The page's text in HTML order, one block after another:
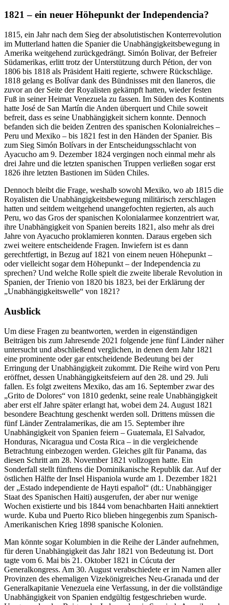
1821 – ein neuer Höhepunkt der Independencia?
1815, ein Jahr nach dem Sieg der absolutistischen Konterrevolution
im Mutterland hatten die Spanier die Unabhängigkeitsbewegung in
Amerika weitgehend zurückgedrängt. Simón Bolivar, der Befreier
Südamerikas, erlitt trotz der Unterstützung durch Pétion, der von
1806 bis 1818 als Präsident Haiti regierte, schwere Rückschläge.
1818 gelang es Bolívar dank des Bündnisses mit den llaneros, die
zuvor an der Seite der Royalisten gekämpft hatten, wieder festen
Fuß in seiner Heimat Venezuela zu fassen. Im Süden des Kontinents
hatte José de San Martín die Anden überquert und Chile soweit
befreit, dass es seine Unabhängigkeit sichern konnte. Dennoch
befanden sich die beiden Zentren des spanischen Kolonialreiches –
Peru und Mexiko – bis 1821 fest in den Händen der Spanier. Bis
zum Sieg Simón Bolívars in der Entscheidungsschlacht von
Ayacucho am 9. Dezember 1824 vergingen noch einmal mehr als
drei Jahre und die letzten spanischen Truppen verließen sogar erst
1826 ihre letzten Bastionen im Süden Chiles.
Dennoch bleibt die Frage, weshalb sowohl Mexiko, wo ab 1815 die
Royalisten die Unabhängigkeitsbewegung militärisch zerschlagen
hatten und seitdem weitgehend unangefochten regierten, als auch
Peru, wo das Gros der spanischen Kolonialarmee konzentriert war,
ihre Unabhängigkeit von Spanien bereits 1821, also mehr als drei
Jahre von Ayacucho proklamieren konnten. Daraus ergeben sich
zwei weitere entscheidende Fragen. Inwiefern ist es dann
gerechtfertigt, in Bezug auf 1821 von einem neuen Höhepunkt –
oder vielleicht sogar dem Höhepunkt – der Independencia zu
sprechen? Und welche Rolle spielt die zweite liberale Revolution in
Spanien, der Trienio von 1820 bis 1823, bei der Erklärung der
„Unabhängigkeitswelle“ von 1821?
Ausblick
Um diese Fragen zu beantworten, werden in eigenständigen
Beiträgen bis zum Jahresende 2021 folgende jene fünf Länder näher
untersucht und abschließend verglichen, in denen dem Jahr 1821
eine prominente oder gar entscheidende Bedeutung bei der
Erringung der Unabhängigkeit zukommt. Die Reihe wird von Peru
eröffnet, dessen Unabhängigkeitsfeiern auf den 28. und 29. Juli
fallen. Es folgt zweitens Mexiko, das am 16. September zwar des
„Grito de Dolores“ von 1810 gedenkt, seine reale Unabhängigkeit
aber erst elf Jahre später erlangt hat, wobei dem 24. August 1821
besondere Beachtung geschenkt werden soll. Drittens müssen die
fünf Länder Zentralamerikas, die am 15. September ihre
Unabhängigkeit von Spanien feiern – Guatemala, El Salvador,
Honduras, Nicaragua und Costa Rica – in die vergleichende
Betrachtung einbezogen werden. Gleiches gilt für Panama, das
diesen Schritt am 28. November 1821 vollzogen hatte. Ein
Sonderfall stellt fünftens die Dominikanische Republik dar. Auf der
östlichen Hälfte der Insel Hispaniola wurde am 1. Dezember 1821
der „Estado independiente de Hayti español“ (dt.: Unabhängiger
Staat des Spanischen Haiti) ausgerufen, der aber nur wenige
Wochen existierte und bis 1844 vom benachbarten Haiti annektiert
wurde. Kuba und Puerto Rico blieben hingegenbis zum Spanisch-
Amerikanischen Krieg 1898 spanische Kolonien.
Man könnte sogar Kolumbien in die Reihe der Länder aufnehmen,
für deren Unabhängigkeit das Jahr 1821 von Bedeutung ist. Dort
tagte vom 6. Mai bis 21. Oktober 1821 in Cúcuta der
Generalkongress. Am 30. August verabschiedete er im Namen aller
Provinzen des ehemaligen Vizekönigreiches Neu-Granada und der
Generalkapitanie Venezuela eine Verfassung, in der die vollständige
Unabhängigkeit von Spanien endgültig festgeschrieben wurde.